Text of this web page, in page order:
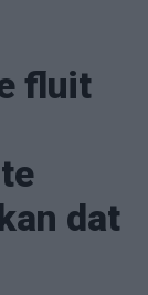
fluit
dat